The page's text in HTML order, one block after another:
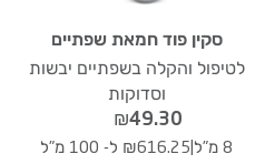
סקין פוד חמאת שפתיים
לטיפול והקלה בשפתיים יבשות
וסדוקות
₪49.30
8 מ"ל ₪616.25 ל- 100 מ"ל